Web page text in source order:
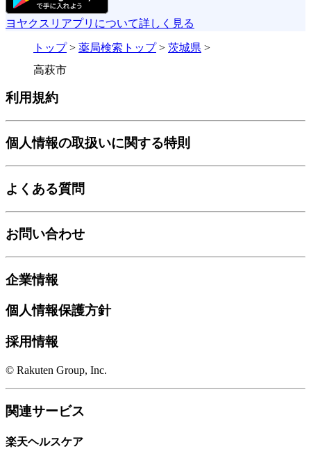
ヨヤクスリアプリについて詳しく見る
トップ> 薬局検索トップ> 茨城県 >
高萩市
利用規約
個人情報の取扱いに関する特則
よくある質問
お問い合わせ
企業情報
個人情報保護方針
採用情報
© Rakuten Group, Inc.
関連サービス
楽天ヘルスケア